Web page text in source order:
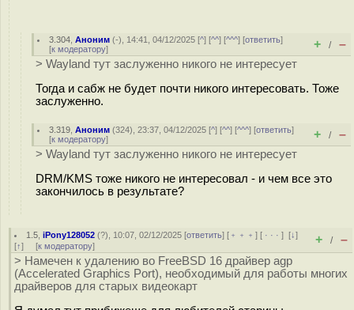
3.304 ,Аноним (-), 14:41, 04/12/2025 [^] [^^] [^^^] [ответить]
[к модератору] + / –
> Wayland тут заслуженно никого не интересует
Тогда и сабж не будет почти никого интересовать. Тоже
заслуженно.
3.319 ,Аноним (324), 23:37, 04/12/2025 [^] [^^] [^^^] [ответить]
[к модератору] + / –
> Wayland тут заслуженно никого не интересует
DRM/KMS тоже никого не интересовал - и чем все это
закончилось в результате?
1.5 ,iPony128052 (?), 10:07, 02/12/2025 [ответить] [ ﹢﹢﹢] [ · · ·][↓]
[↑] [к модератору] + / –
> Намечен к удалению во FreeBSD 16 драйвер agp
(Accelerated Graphics Port), необходимый для работы многих
драйверов для старых видеокарт